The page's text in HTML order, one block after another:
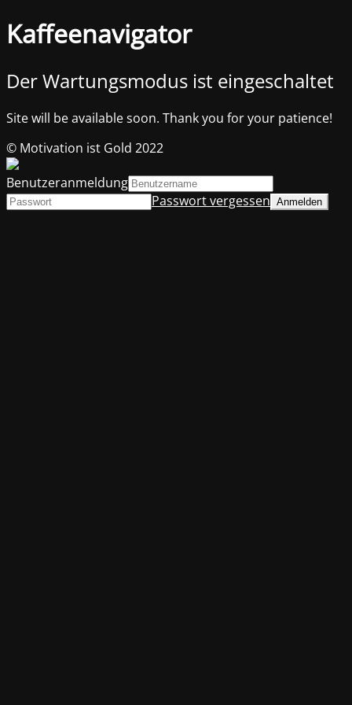
Kaffeenavigator
Der Wartungsmodus ist eingeschaltet
Site will be available soon. Thank you for your patience!
© Motivation ist Gold 2022
Benutzeranmeldung
Passwort vergessen